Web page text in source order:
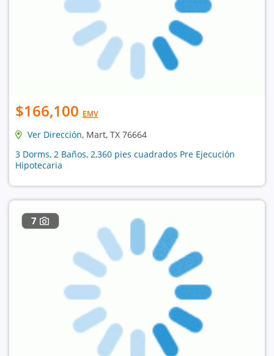
$166,100 EMV
Ver Dirección, Mart, TX 76664
3 Dorms, 2 Baños, 2,360 pies cuadrados Pre Ejecución
Hipotecaria
7